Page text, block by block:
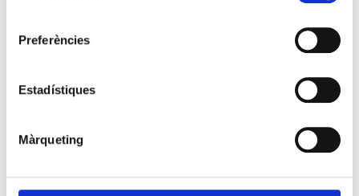
Preferències
Estadístiques
Màrqueting